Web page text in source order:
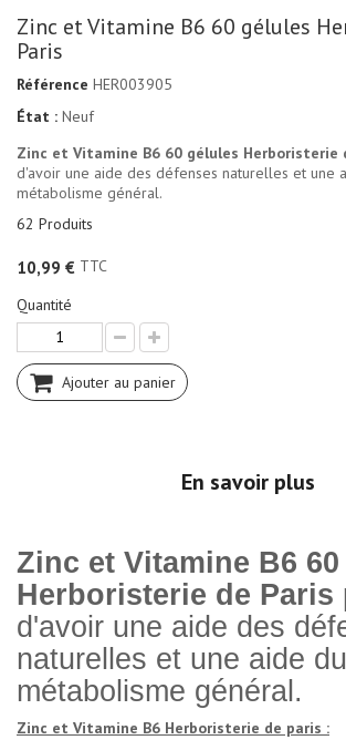
Zinc et Vitamine B6 60 gélules
Paris
Référence HER003905
État : Neuf
Zinc et Vitamine B6 60 gélules Herboristerie
d'avoir une aide des défenses naturelles et une
métabolisme général.
62 Produits
10,99 € TTC
Quantité
Ajouter au panier
En savoir plus
Zinc et Vitamine B6
Herboristerie de Paris
d'avoir une aide des
naturelles et une aide du
métabolisme général.
Zinc et Vitamine B6 Herboristerie de paris :